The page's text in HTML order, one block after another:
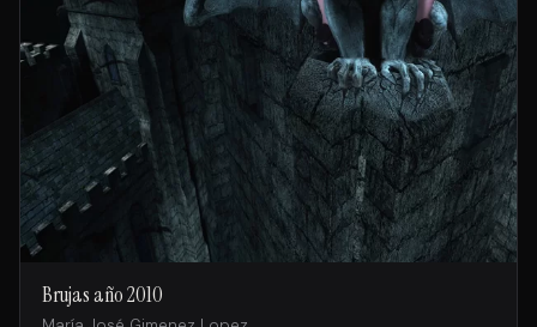
Brujas año 2010